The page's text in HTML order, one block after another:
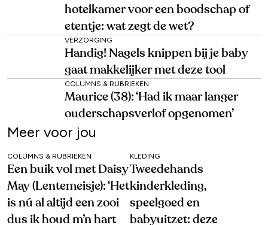
hotelkamer voor een boodschap of
etentje: wat zegt de wet?
VERZORGING
Handig! Nagels knippen bij je baby
gaat makkelijker met deze tool
COLUMNS & RUBRIEKEN
Maurice (38): ‘Had ik maar langer
ouderschapsverlof opgenomen’
Meer voor jou
COLUMNS & RUBRIEKEN
Een buik vol met Daisy
May (Lentemeisje): ‘Het
is nú al altijd een zooi
dus ik houd m’n hart
KLEDING
Tweedehands
kinderkleding,
speelgoed en
babyuitzet: deze